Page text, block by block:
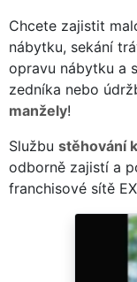
Chcete zajistit
nábytku, sekání
opravu nábytku a
zedníka nebo
manžely!
Službu stěhování
odborně zajistí a
franchisové sítě